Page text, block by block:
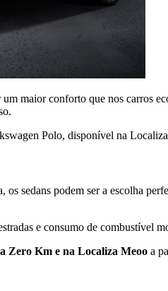
maior conforto que nos
Polo, disponível na
sedans podem ser a escolha
e consumo de combustível
Zero Km e na Localiza Meoo a